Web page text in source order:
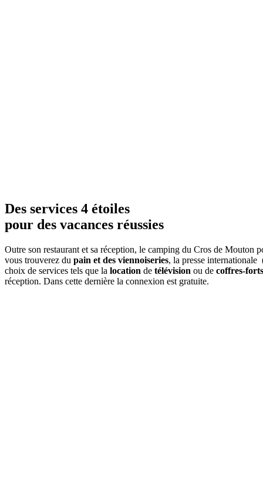
Des services 4 étoiles
pour des vacances réussies
Outre son restaurant et sa réception, le camping du Cros de Mouton
vous trouverez du pain et des viennoiseries, la presse internationale
choix de services tels que la location de télévision ou de coffres-forts
réception. Dans cette dernière la connexion est gratuite.